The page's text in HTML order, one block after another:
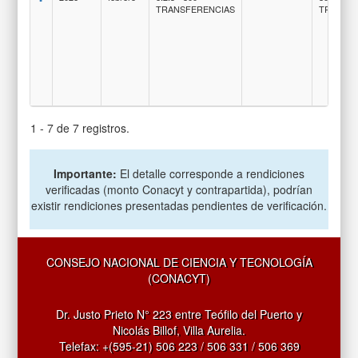
TRANSFERENCIAS
1 - 7 de 7 registros.
Importante: El detalle corresponde a rendiciones
verificadas (monto Conacyt y contrapartida), podrían
existir rendiciones presentadas pendientes de verificación.
CONSEJO NACIONAL DE CIENCIA Y TECNOLOGÍA
(CONACYT)
Dr. Justo Prieto N° 223 entre Teófilo del Puerto y
Nicolás Billof, Villa Aurelia.
Telefax: +(595-21) 506 223 / 506 331 / 506 369